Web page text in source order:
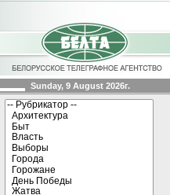
Sunday, 9 August 2026г.